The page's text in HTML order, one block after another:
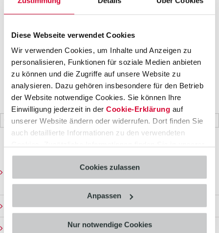
Diese Webseite verwendet Cookies
Wir verwenden Cookies, um Inhalte und Anzeigen zu
personalisieren, Funktionen für soziale Medien anbieten
zu können und die Zugriffe auf unsere Website zu
analysieren. Dazu gehören insbesondere für den Betrieb
der Website notwendige Cookies. Sie können Ihre
Einwilligung jederzeit in der Cookie-Erklärung auf
unserer Website ändern oder widerrufen. Dort finden Sie
auch detaillierte Informationen zu den verwendeten
Datenschutzerklärung.
Cookies zulassen
Anpassen
Nur notwendige Cookies
www.ferrit-consulting.de
Suche
Suche
nach:
Gemeinsam stark in SAP Intralogistik-Projekten: CAS AG, IAL
und THEM Consulting bündeln Kräfte
Neugründung geqoio GmbH
Lösung für Umsetzung der E-Rechnungspflicht